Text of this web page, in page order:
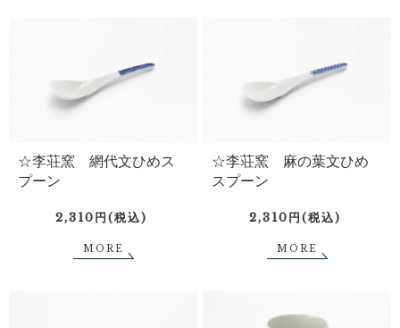
☆李荘窯 網代文ひめス
プーン
2,310円(税込)
MORE
☆李荘窯 麻の葉文ひめ
スプーン
2,310円(税込)
MORE